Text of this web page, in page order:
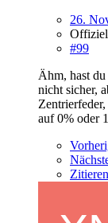
26.
#99
Ähm, hast
nicht sicher,
auf 0% oder
Zitieren